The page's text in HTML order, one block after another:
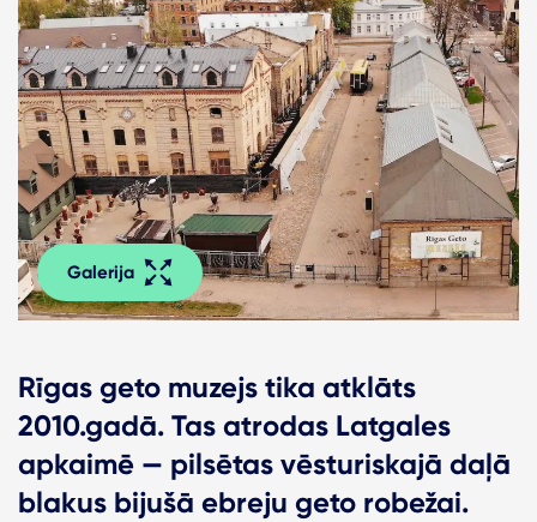
Galerija
Rīgas geto muzejs tika atklāts
2010.gadā. Tas atrodas Latgales
apkaimē — pilsētas vēsturiskajā daļā
blakus bijušā ebreju geto robežai.